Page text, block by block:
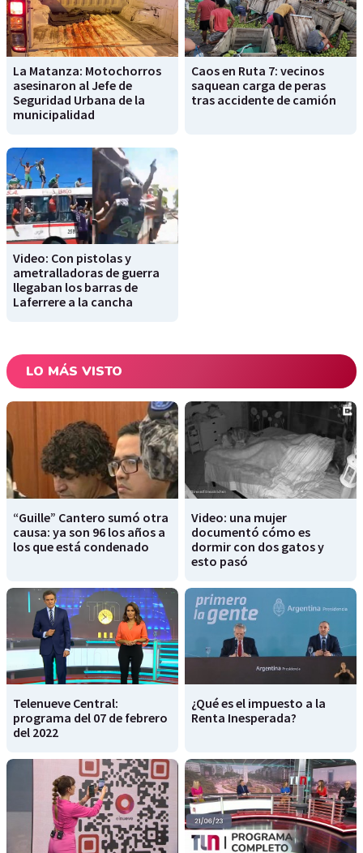
La Matanza: Motochorros
asesinaron al Jefe de
Seguridad Urbana de la
municipalidad
Caos en Ruta 7: vecinos
saquean carga de peras
tras accidente de camión
Video: Con pistolas y
ametralladoras de guerra
llegaban los barras de
Laferrere a la cancha
LO MÁS VISTO
“Guille” Cantero sumó otra
causa: ya son 96 los años a
los que está condenado
Video: una mujer
documentó cómo es
dormir con dos gatos y
esto pasó
Telenueve Central:
programa del 07 de febrero
del 2022
¿Qué es el impuesto a la
Renta Inesperada?